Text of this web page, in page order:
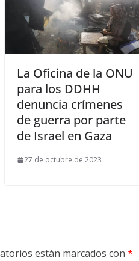
La Oficina de la ONU
para los DDHH
denuncia crímenes
de guerra por parte
de Israel en Gaza
27 de octubre de 2023
están marcados con *